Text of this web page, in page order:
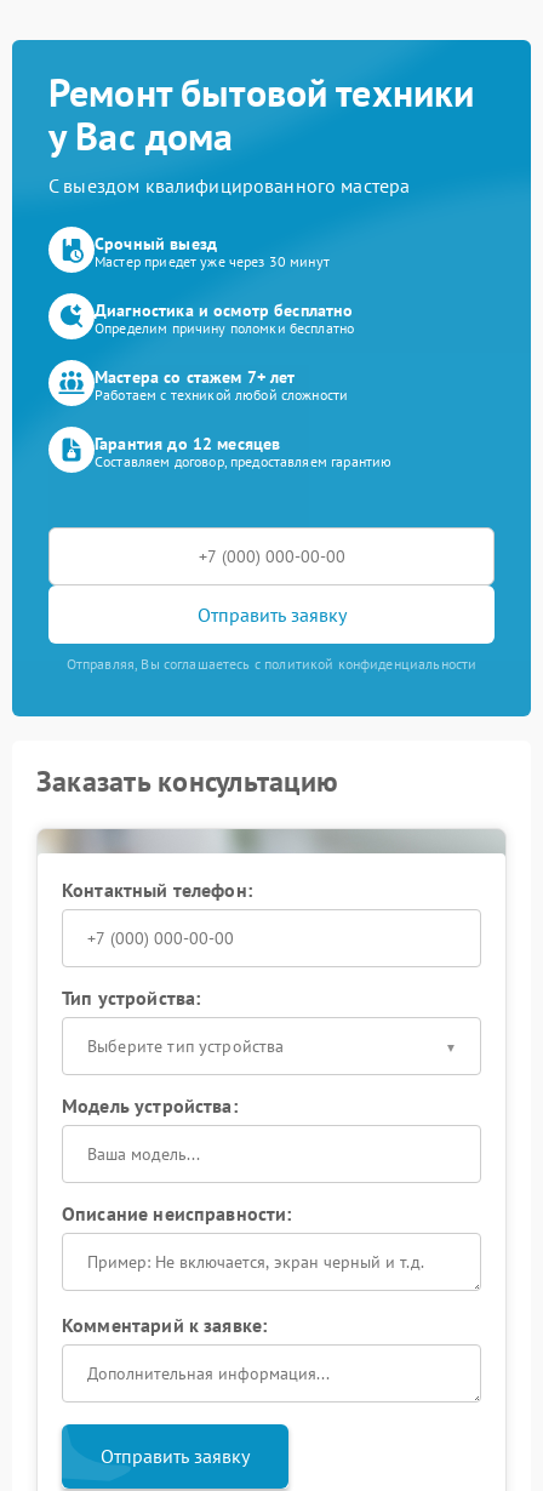
Ремонт бытовой техники
у Вас дома
С выездом квалифицированного мастера
Срочный выезд
Мастер приедет уже через 30 минут
Диагностика и осмотр бесплатно
Определим причину поломки бесплатно
Мастера со стажем 7+ лет
Работаем с техникой любой сложности
Гарантия до 12 месяцев
Составляем договор, предоставляем гарантию
Отправить заявку
Отправляя, Вы соглашаетесь с политикой конфиденциальности
Заказать консультацию
Контактный телефон:
Тип устройства:
Выберите тип устройства
Модель устройства:
Описание неисправности:
Комментарий к заявке:
Отправить заявку